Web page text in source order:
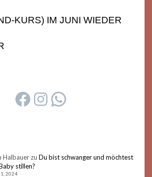
KURS) IM JUNI WIEDER
FACEBOOK
INSTAGRAM
WHATSAPP
HalbauerzuDu bist schwanger und möchtest
stillen?
2024